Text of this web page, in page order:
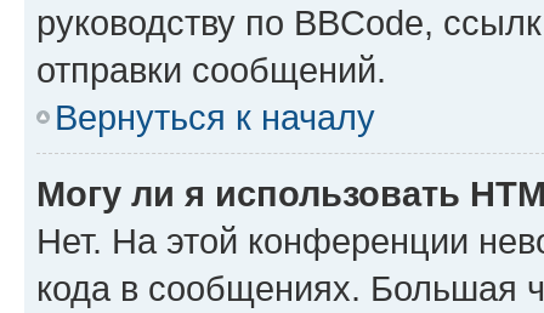
руководству по BBCode,
отправки сообщений.
Вернуться к началу
Могу ли я использовать
Нет. На этой конференции
кода в сообщениях. Большая